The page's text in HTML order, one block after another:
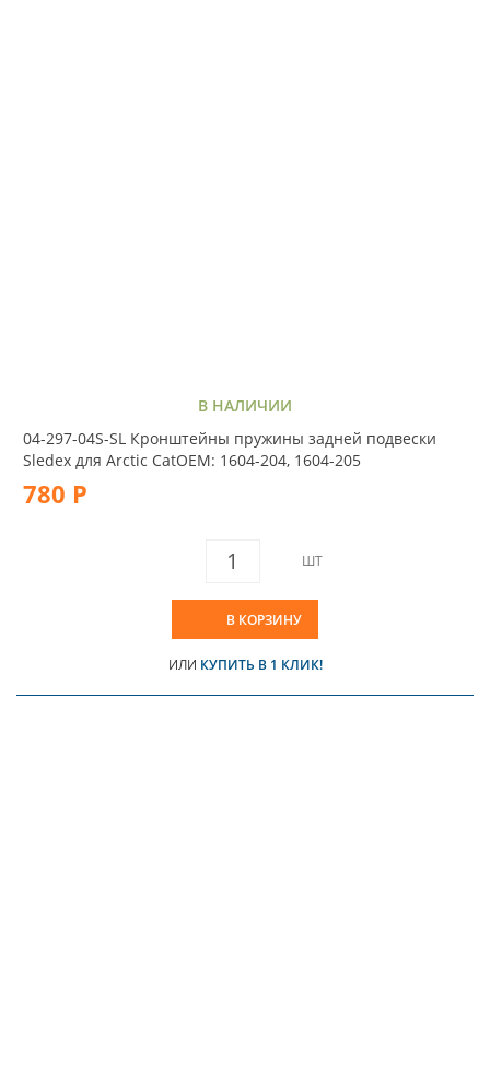
В НАЛИЧИИ
04-297-04S-SL Кронштейны пружины задней подвески
Sledex для Arctic CatOEM: 1604-204, 1604-205
780 Р
ШТ
В КОРЗИНУ
ИЛИ КУПИТЬ В 1 КЛИК!